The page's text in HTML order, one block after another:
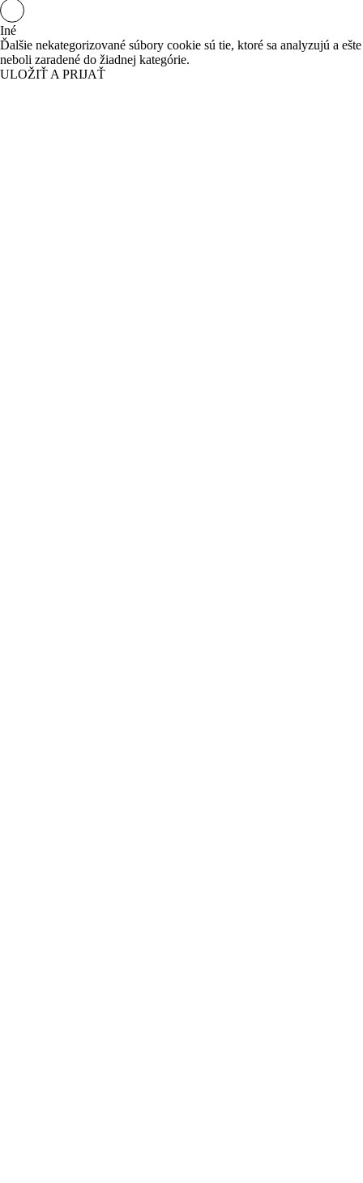
Iné
Ďalšie nekategorizované súbory cookie sú tie, ktoré sa analyzujú a ešte
neboli zaradené do žiadnej kategórie.
ULOŽIŤ A PRIJAŤ